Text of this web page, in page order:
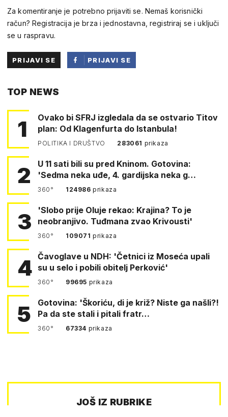
Za komentiranje je potrebno prijaviti se. Nemaš korisnički
račun? Registracija je brza i jednostavna, registriraj se i uključi
se u raspravu.
PRIJAVI SE
PRIJAVI SE
TOP NEWS
1
Ovako bi SFRJ izgledala da se ostvario Titov
plan: Od Klagenfurta do Istanbula!
POLITIKA I DRUŠTVO 283061 prikaza
2
U 11 sati bili su pred Kninom. Gotovina:
'Sedma neka uđe, 4. gardijska neka g…
360° 124986prikaza
3
'Slobo prije Oluje rekao: Krajina? To je
neobranjivo. Tuđmana zvao Krivousti'
360° 109071prikaza
4 Čavoglave u NDH: 'Četnici iz Moseća upali
su u selo i pobili obitelj Perković'
360° 99695 prikaza
5
Gotovina: 'Škoriću, di je križ? Niste ga našli?!
Pa da ste stali i pitali fratr…
360° 67334 prikaza
JOŠ IZ RUBRIKE